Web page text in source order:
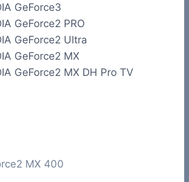
GeForce3
GeForce2 PRO
GeForce2 Ultra
GeForce2 MX
GeForce2 MX DH Pro TV
MX 400